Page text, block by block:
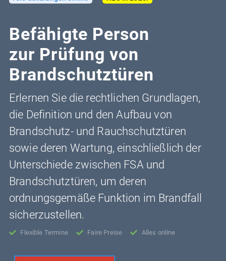
Befähigte Person
zur Prüfung von
Brandschutztüren
Erlernen Sie die rechtlichen Grundlagen,
die Definition und den Aufbau von
Brandschutz- und Rauchschutztüren
sowie deren Wartung, einschließlich der
Unterschiede zwischen FSA und
Brandschutztüren, um deren
ordnungsgemäße Funktion im Brandfall
sicherzustellen.
Flexible Termine Faire Preise Alles online